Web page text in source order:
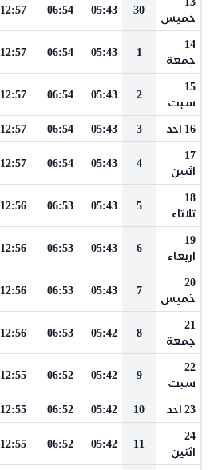
خميس
30
05:43
06:54
12:57
14
جمعة
1
05:43
06:54
12:57
15
سبت
2
05:43
06:54
12:57
16 احد 3
05:43
06:54
12:57
17
اثنين
4
05:43
06:54
12:57
18
ثلاثاء
5
05:43
06:53
12:56
19
اربعاء
6
05:43
06:53
12:56
20
خميس
7
05:43
06:53
12:56
21
جمعة
8
05:42
06:53
12:56
22
سبت
9
05:42
06:52
12:55
23 احد 10
05:42
06:52
12:55
24
اثنين
11
05:42
06:52
12:55